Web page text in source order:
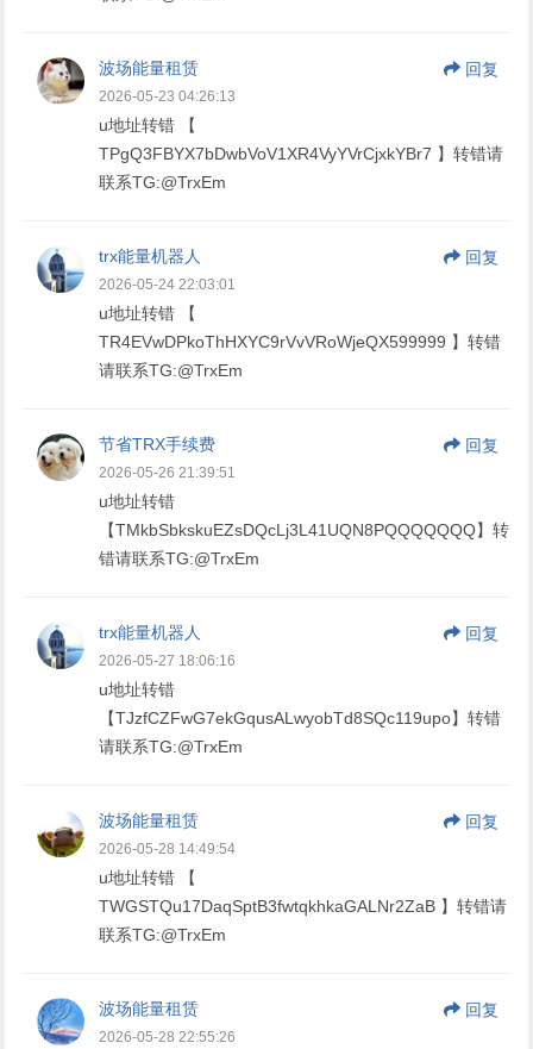
波场能量租赁 回复
2026-05-23 04:26:13
u地址转错 【
TPgQ3FBYX7bDwbVoV1XR4VyYVrCjxkYBr7 】转错请
联系TG:@TrxEm
trx能量机器人 回复
2026-05-24 22:03:01
u地址转错 【
TR4EVwDPkoThHXYC9rVvVRoWjeQX599999 】转错
请联系TG:@TrxEm
节省TRX手续费 回复
2026-05-26 21:39:51
u地址转错
【TMkbSbkskuEZsDQcLj3L41UQN8PQQQQQQQ】转
错请联系TG:@TrxEm
trx能量机器人 回复
2026-05-27 18:06:16
u地址转错
【TJzfCZFwG7ekGqusALwyobTd8SQc119upo】转错
请联系TG:@TrxEm
波场能量租赁 回复
2026-05-28 14:49:54
u地址转错 【
TWGSTQu17DaqSptB3fwtqkhkaGALNr2ZaB 】转错请
联系TG:@TrxEm
波场能量租赁 回复
2026-05-28 22:55:26